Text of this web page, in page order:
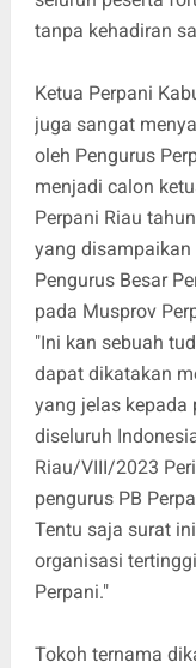
tanpa kehadiran
Ketua Perpani
juga sangat
oleh Pengurus
menjadi calon
Perpani Riau
yang disampaikan
Pengurus Besar
pada Musprov
"Ini kan sebuah
dapat dikatakan
yang jelas kepada
diseluruh
Riau/VIII/2023
pengurus PB
Tentu saja surat
organisasi
Perpani."
Tokoh ternama